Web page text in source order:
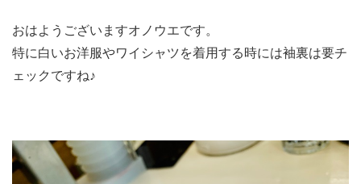
おはようございますオノウエです。
特に白いお洋服やワイシャツを着用する時には袖裏は要チ
ェックですね♪